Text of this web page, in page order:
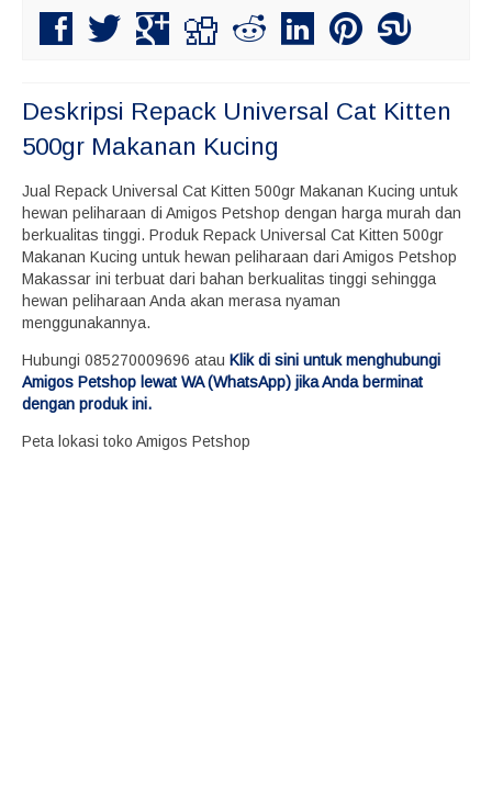
Deskripsi Repack Universal Cat Kitten
500gr Makanan Kucing
Jual Repack Universal Cat Kitten 500gr Makanan Kucing untuk
hewan peliharaan di Amigos Petshop dengan harga murah dan
berkualitas tinggi. Produk Repack Universal Cat Kitten 500gr
Makanan Kucing untuk hewan peliharaan dari Amigos Petshop
Makassar ini terbuat dari bahan berkualitas tinggi sehingga
hewan peliharaan Anda akan merasa nyaman
menggunakannya.
Hubungi 085270009696 atau Klik di sini untuk menghubungi
Amigos Petshop lewat WA (WhatsApp) jika Anda berminat
dengan produk ini.
Peta lokasi toko Amigos Petshop